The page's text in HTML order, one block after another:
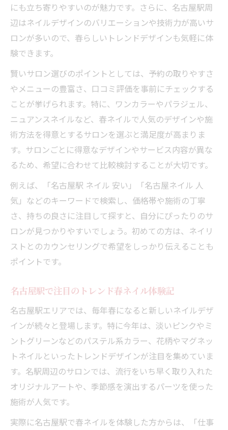
にも立ち寄りやすいのが魅力です。さらに、名古屋駅周
辺はネイルデザインのバリエーションや技術力が高いサ
ロンが多いので、春らしいトレンドデザインも気軽に体
験できます。
賢いサロン選びのポイントとしては、予約の取りやすさ
やメニューの豊富さ、口コミ評価を事前にチェックする
ことが挙げられます。特に、ワンカラーやパラジェル、
ニュアンスネイルなど、春ネイルで人気のデザインや施
術方法を得意とするサロンを選ぶと満足度が高まりま
す。サロンごとに得意なデザインやサービス内容が異な
るため、希望に合わせて比較検討することが大切です。
例えば、「名古屋駅 ネイル 安い」「名古屋ネイル 人
気」などのキーワードで検索し、価格帯や施術の丁寧
さ、持ちの良さに注目して探すと、自分にぴったりのサ
ロンが見つかりやすいでしょう。初めての方は、ネイリ
ストとのカウンセリングで希望をしっかり伝えることも
ポイントです。
名古屋駅で注目のトレンド春ネイル体験記
名古屋駅エリアでは、毎年春になると新しいネイルデザ
インが続々と登場します。特に今年は、淡いピンクやミ
ントグリーンなどのパステル系カラー、花柄やマグネッ
トネイルといったトレンドデザインが注目を集めていま
す。名駅周辺のサロンでは、流行をいち早く取り入れた
オリジナルアートや、季節感を演出するパーツを使った
施術が人気です。
実際に名古屋駅で春ネイルを体験した方からは、「仕事